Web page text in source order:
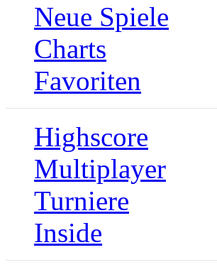
Neue Spiele
Charts
Favoriten
Highscore
Multiplayer
Turniere
Inside